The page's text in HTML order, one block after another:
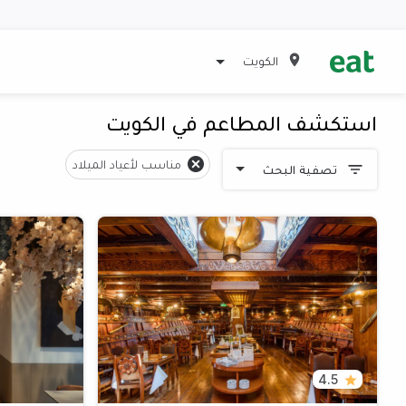
الكويت
استكشف المطاعم في الكويت
تصفية البحث مناسب لأعياد الميلاد
4.5